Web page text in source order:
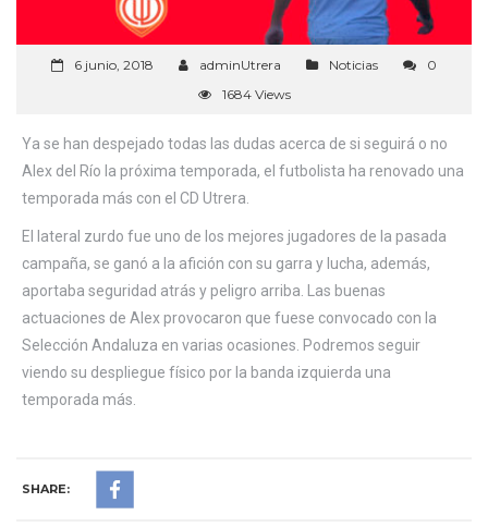
6 junio, 2018 adminUtrera Noticias
0
1684 Views
Ya se han despejado todas las dudas acerca de si seguirá o no
Alex del Río la próxima temporada, el futbolista ha renovado una
temporada más con el CD Utrera.
El lateral zurdo fue uno de los mejores jugadores de la pasada
campaña, se ganó a la afición con su garra y lucha, además,
aportaba seguridad atrás y peligro arriba. Las buenas
actuaciones de Alex provocaron que fuese convocado con la
Selección Andaluza en varias ocasiones. Podremos seguir
viendo su despliegue físico por la banda izquierda una
temporada más.
SHARE: